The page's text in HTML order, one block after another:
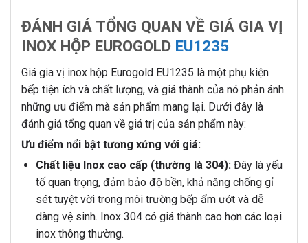
ĐÁNH GIÁ TỔNG QUAN VỀ GIÁ GIA VỊ
INOX HỘP EUROGOLD EU1235
Giá gia vị inox hộp Eurogold EU1235 là một phụ kiện
bếp tiện ích và chất lượng, và giá thành của nó phản ánh
những ưu điểm mà sản phẩm mang lại. Dưới đây là
đánh giá tổng quan về giá trị của sản phẩm này:
Ưu điểm nổi bật tương xứng với giá:
Chất liệu Inox cao cấp (thường là 304):Đây là yếu
tố quan trọng, đảm bảo độ bền, khả năng chống gỉ
sét tuyệt vời trong môi trường bếp ẩm ướt và dễ
dàng vệ sinh. Inox 304 có giá thành cao hơn các loại
inox thông thường.